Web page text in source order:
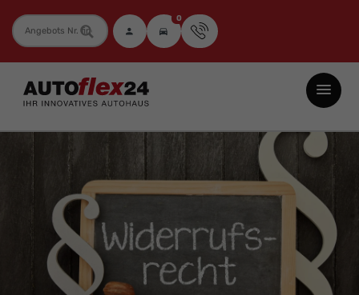
Fahrzeugnummer 0
Autoflex24
GmbH
-
Jahreswagen
Gebrauchtwagen